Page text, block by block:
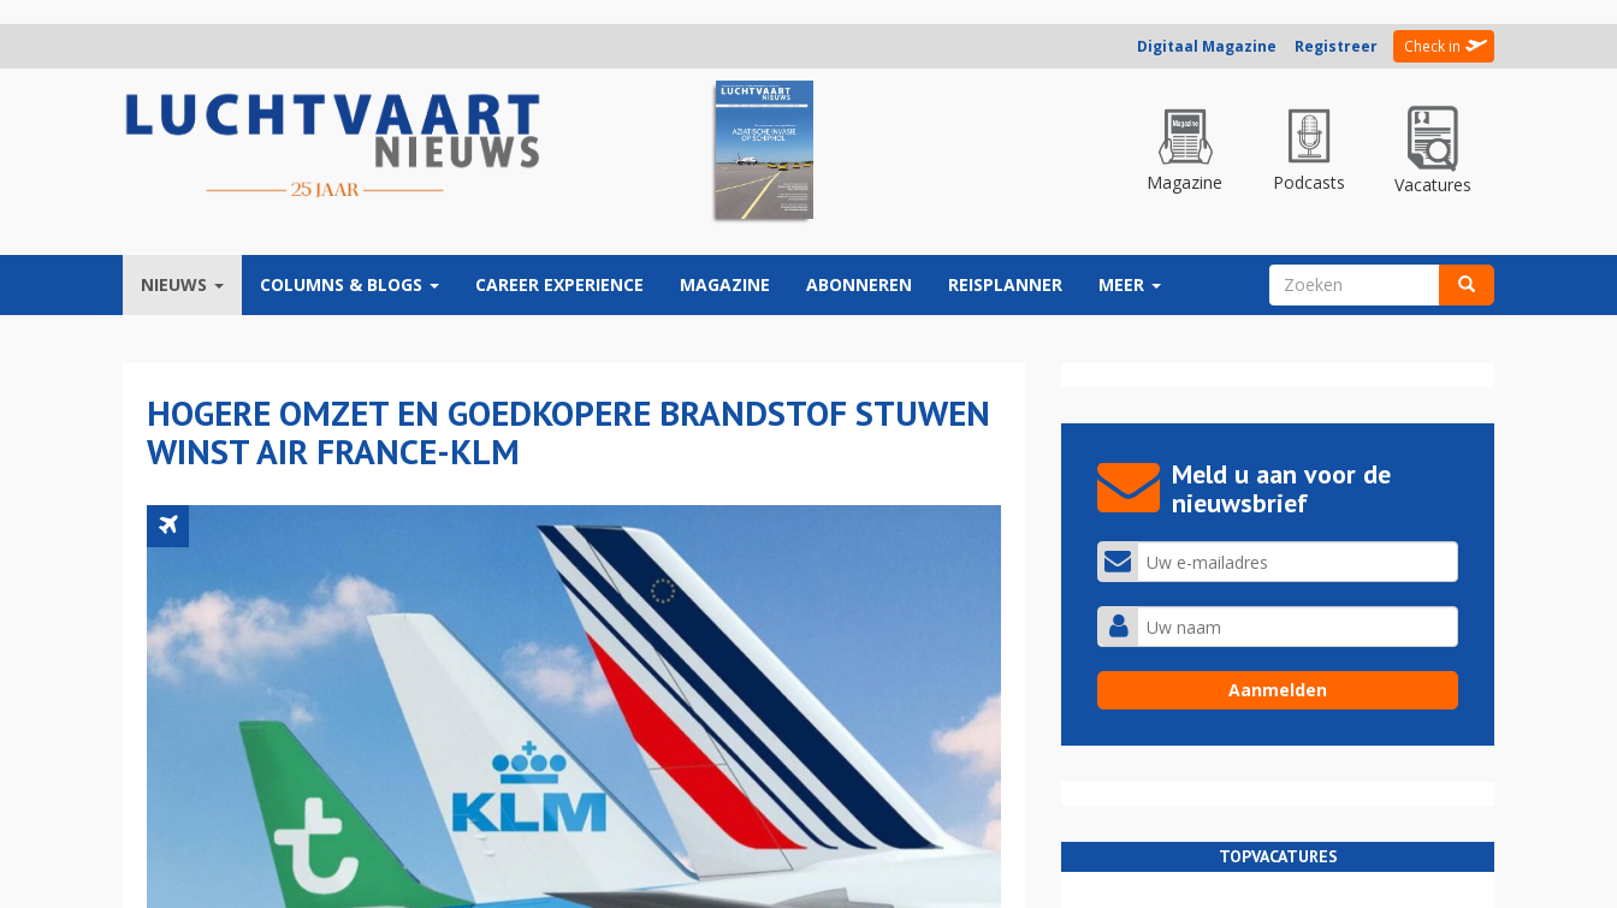
Digitaal Magazine Registreer Check in
Magazine Podcasts Vacatures
NIEUWS COLUMNS & BLOGS CAREER EXPERIENCE MAGAZINE ABONNEREN REISPLANNER MEER ZOEKVELD
HOGERE OMZET EN GOEDKOPERE BRANDSTOF STUWEN
WINST AIR FRANCE-KLM
Meld u aan voor de
nieuwsbrief
TOPVACATURES